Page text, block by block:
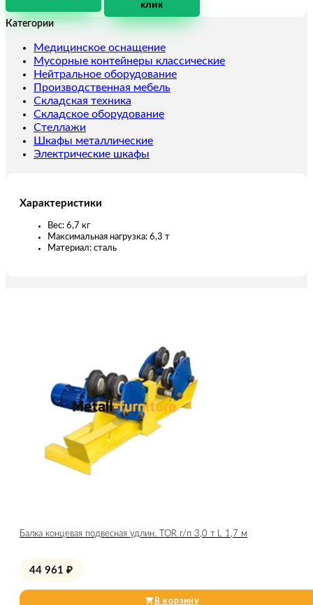
ГОСТ
82
6,3т
клик
Категории
Медицинское оснащение
Мусорные контейнеры классические
Нейтральное оборудование
Производственная мебель
Складская техника
Складское оборудование
Стеллажи
Шкафы металлические
Электрические шкафы
Характеристики
Вес: 6,7 кг
Максимальная нагрузка: 6,3 т
Материал: сталь
Балка концевая подвесная удлин. TOR г/п 3,0 т L 1,7 м
44 961 ₽
В корзину